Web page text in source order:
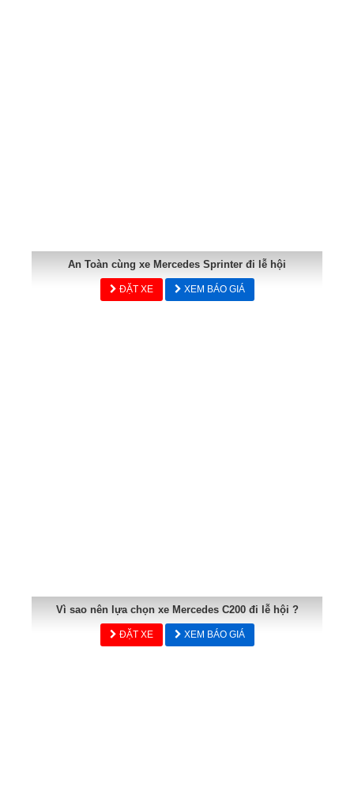
An Toàn cùng xe Mercedes Sprinter đi lễ hội
ĐẶT XE XEM BÁO GIÁ
Vì sao nên lựa chọn xe Mercedes C200 đi lễ hội ?
ĐẶT XE XEM BÁO GIÁ